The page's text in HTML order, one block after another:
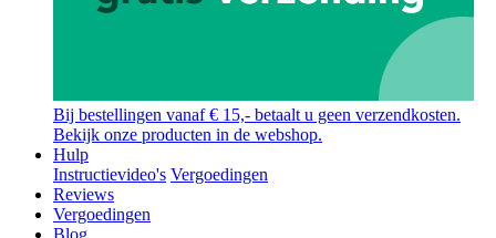
Bij bestellingen vanaf € 15,- betaalt u geen verzendkosten.
Bekijk onze producten in de webshop.
Hulp
Instructievideo's Vergoedingen
Reviews
Vergoedingen